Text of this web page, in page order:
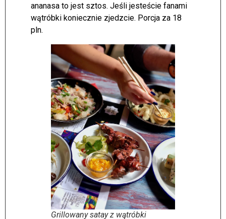
ananasa to jest sztos. Jeśli jesteście fanami
wątróbki koniecznie zjedzcie. Porcja za 18
pln.
Grillowany satay z wątróbki